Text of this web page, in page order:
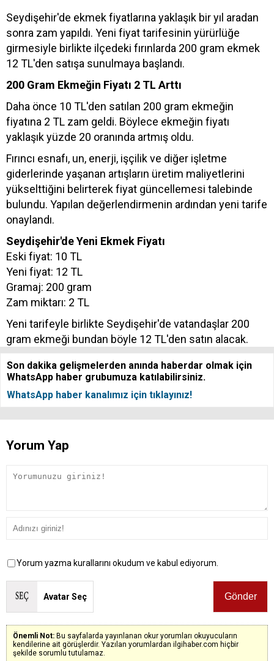
Seydişehir'de ekmek fiyatlarına yaklaşık bir yıl aradan
sonra zam yapıldı. Yeni fiyat tarifesinin yürürlüğe
girmesiyle birlikte ilçedeki fırınlarda 200 gram ekmek
12 TL'den satışa sunulmaya başlandı.
200 Gram Ekmeğin Fiyatı 2 TL Arttı
Daha önce 10 TL'den satılan 200 gram ekmeğin
fiyatına 2 TL zam geldi. Böylece ekmeğin fiyatı
yaklaşık yüzde 20 oranında artmış oldu.
Fırıncı esnafı, un, enerji, işçilik ve diğer işletme
giderlerinde yaşanan artışların üretim maliyetlerini
yükselttiğini belirterek fiyat güncellemesi talebinde
bulundu. Yapılan değerlendirmenin ardından yeni tarife
onaylandı.
Seydişehir'de Yeni Ekmek Fiyatı
Eski fiyat: 10 TL
Yeni fiyat: 12 TL
Gramaj: 200 gram
Zam miktarı: 2 TL
Yeni tarifeyle birlikte Seydişehir'de vatandaşlar 200
gram ekmeği bundan böyle 12 TL'den satın alacak.
Son dakika gelişmelerden anında haberdar olmak için
WhatsApp haber grubumuza katılabilirsiniz.
WhatsApp haber kanalımız için tıklayınız!
Yorum Yap
Yorum yazma kurallarını okudum ve kabul ediyorum.
Avatar Seç
Önemli Not: Bu sayfalarda yayınlanan okur yorumları okuyucuların
kendilerine ait görüşlerdir. Yazılan yorumlardan ilgihaber.com hiçbir
şekilde sorumlu tutulamaz.